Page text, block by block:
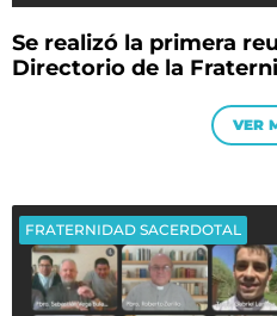
Se realizó la primera
Directorio de la
VER
FRATERNIDAD SACERDOTAL